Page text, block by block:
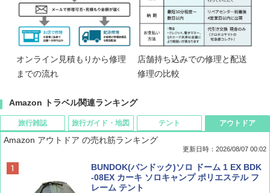
オンライン見積もりから修理
までの流れ
店舗持ち込みでの修理と配送
修理の比較
Amazon トラベル関連ランキング
旅行雑誌
ディズニーファン ２０２６年 ９月号 [雑
誌] (ＤＩＳＮＥＹ ＦＡＮ)
旅行ガイド・地図
D40 地球の歩き方 チェンマイ タイ北部の魅
力的な町 2026～2027 地球の歩き方D アジア
テント
[キャンパーズコレクション 山善] ポップアッ
プテント 傘みたいに広げて畳める パッとサ
ッとサンシェード キューブ フルクローズ メ
アウトドア
Amazon アウトドア の売れ筋ランキング
更新日時：2026/08/07 00:02
BUNDOK(バンドック)ソロ ドーム 1 EX BDK
-08EX カーキ ソロキャンプ ポリエステル フ
レーム テント